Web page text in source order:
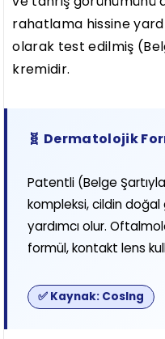
rahatlama hissine
olarak test edilmiş
kremidir.
🧬 Dermatolojik
Patentli (Belge
kompleksi, cildin
yardımcı olur.
formül, kontakt lens
✅ Kaynak: CosIng